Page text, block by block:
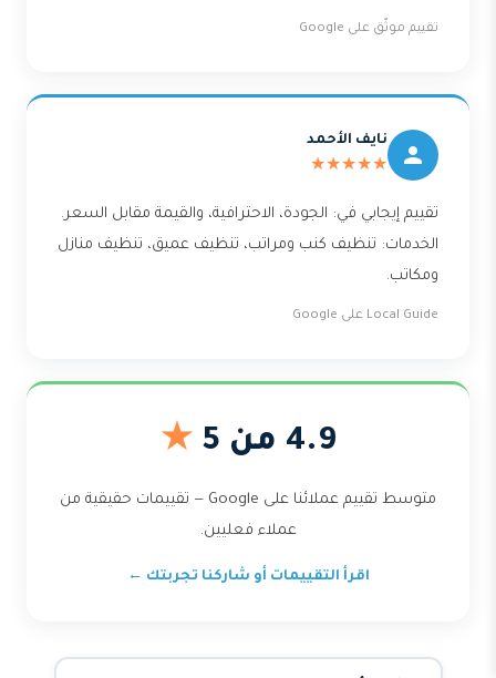
تقييم موثّق على Google
نايف الأحمد
★★★★★
تقييم إيجابي في: الجودة، الاحترافية، والقيمة مقابل السعر.
الخدمات: تنظيف كنب ومراتب، تنظيف عميق، تنظيف منازل
ومكاتب.
Local Guide على Google
4.9 من 5 ★
متوسط تقييم عملائنا على Google — تقييمات حقيقية من
عملاء فعليين.
اقرأ التقييمات أو شاركنا تجربتك ←